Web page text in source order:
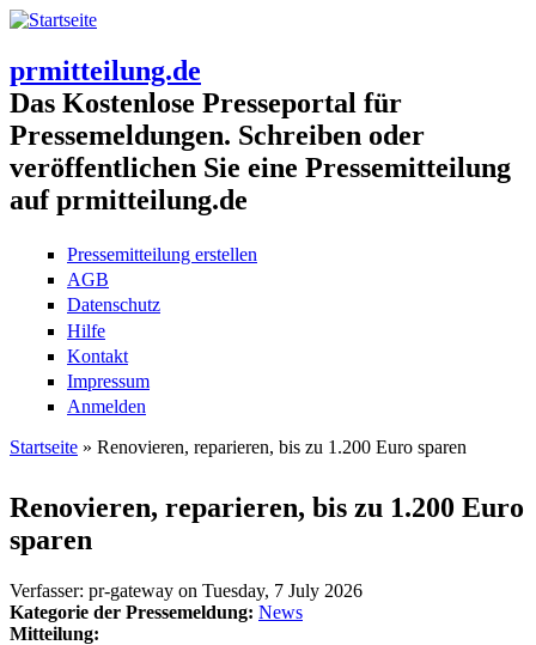
prmitteilung.de
Das Kostenlose Presseportal für
Pressemeldungen. Schreiben oder
veröffentlichen Sie eine Pressemitteilung
auf prmitteilung.de
Pressemitteilung erstellen
AGB
Datenschutz
Hilfe
Kontakt
Impressum
Anmelden
Startseite » Renovieren, reparieren, bis zu 1.200 Euro sparen
Renovieren, reparieren, bis zu 1.200 Euro
sparen
Verfasser: pr-gateway on Tuesday, 7 July 2026
Kategorie der Pressemeldung: News
Mitteilung: